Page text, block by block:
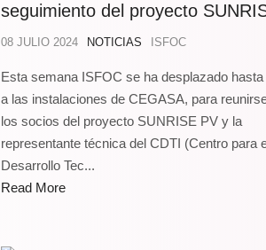
seguimiento del proyecto
08 JULIO 2024 NOTICIAS ISFOC
Esta semana ISFOC se ha desplazado hasta
a las instalaciones de CEGASA, para
los socios del proyecto SUNRISE PV y la
representante técnica del CDTI (Centro para
Desarrollo Tec...
Read More